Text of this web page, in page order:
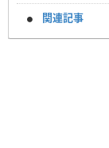
関連記事